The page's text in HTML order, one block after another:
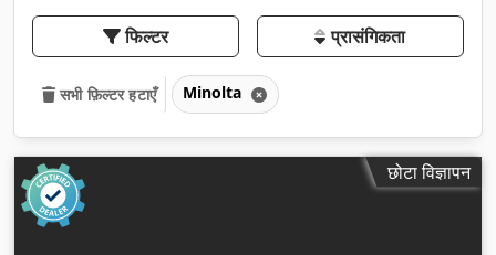
फिल्टर प्रासंगिकता
सभी फ़िल्टर हटाएँ Minolta
छोटा विज्ञापन